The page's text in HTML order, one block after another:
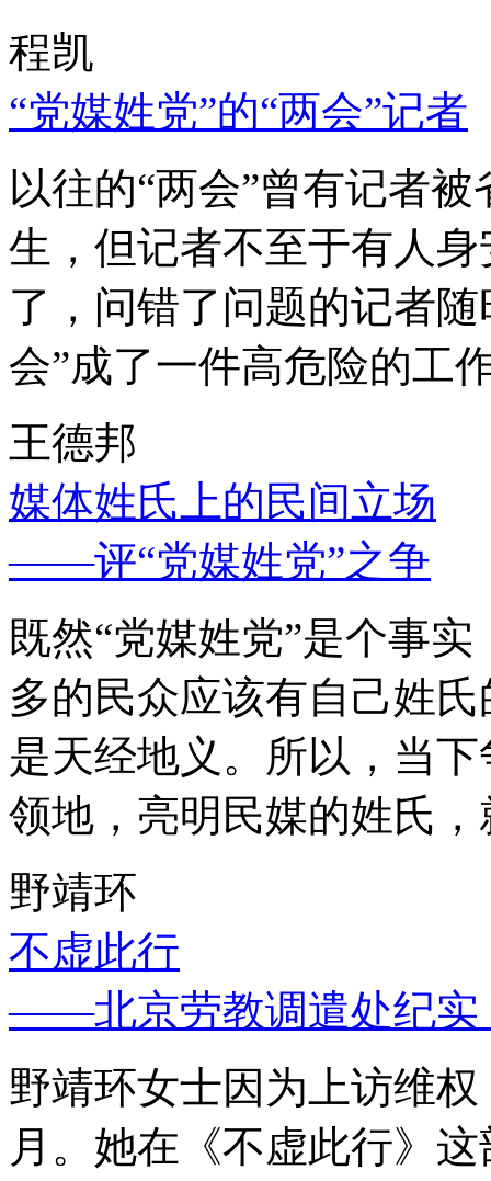
程凯
“党媒姓党”的“两会”记者
以往的“两会”曾有记者
生，但记者不至于有人
了，问错了问题的记者
会”成了一件高危险的工
王德邦
媒体姓氏上的民间立场
——评“党媒姓党”之争
既然“党媒姓党”是个事
多的民众应该有自己姓
是天经地义。所以，当
领地，亮明民媒的姓氏
野靖环
不虚此行
——北京劳教调遣处纪实
野靖环女士因为上访维
月。她在《不虚此行》